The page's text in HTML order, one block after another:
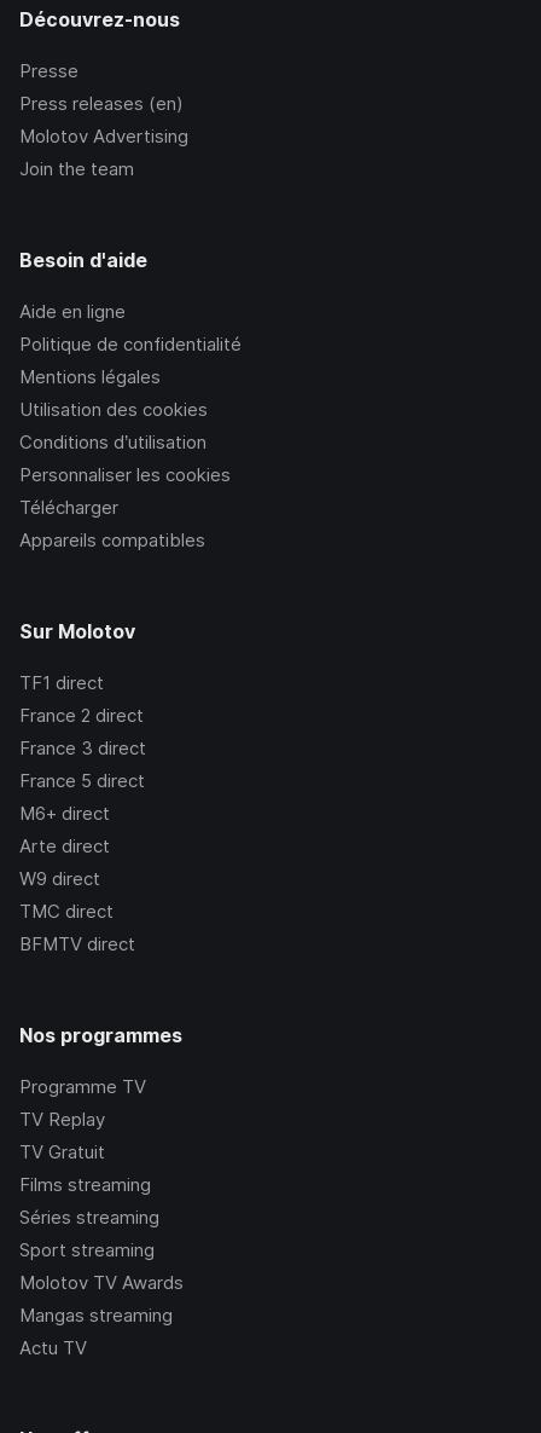
Découvrez-nous
Presse
Press releases (en)
Molotov Advertising
Join the team
Besoin d'aide
Aide en ligne
Politique de confidentialité
Mentions légales
Utilisation des cookies
Conditions d’utilisation
Personnaliser les cookies
Télécharger
Appareils compatibles
Sur Molotov
TF1 direct
France 2 direct
France 3 direct
France 5 direct
M6+ direct
Arte direct
W9 direct
TMC direct
BFMTV direct
Nos programmes
Programme TV
TV Replay
TV Gratuit
Films streaming
Séries streaming
Sport streaming
Molotov TV Awards
Mangas streaming
Actu TV